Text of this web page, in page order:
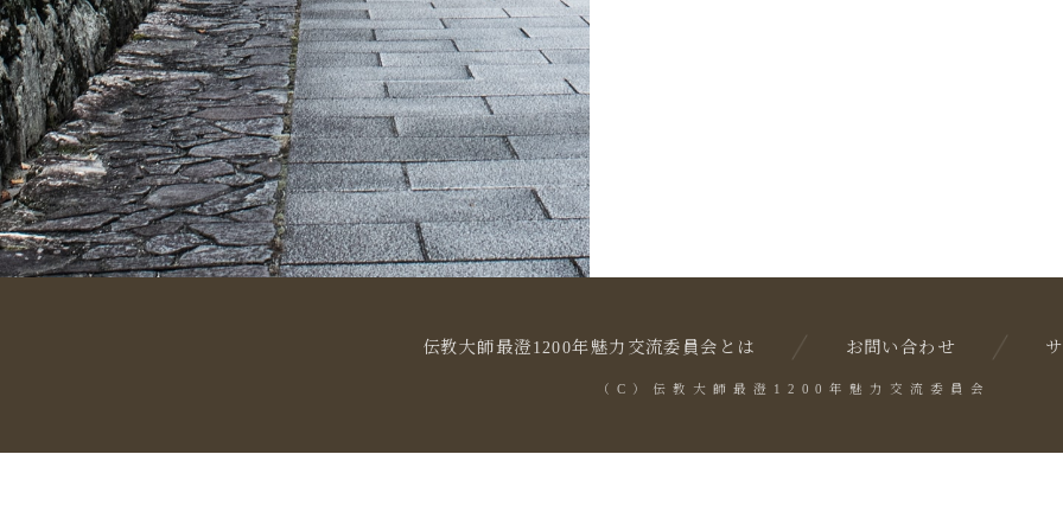
伝教大師最澄1200年魅力交流委員会とは お問い合わせ
（C）伝教大師最澄1200年魅力交流委員会